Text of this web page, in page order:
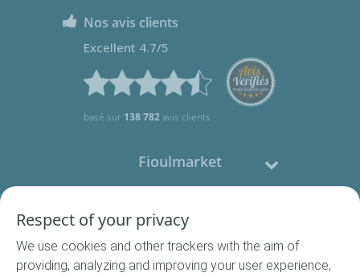
Nos avis clients
Excellent 4.7/5
basé sur 138 782avis clients
Fioulmarket
Nous contacter
Respect of your privacy
We use cookies and other trackers with the aim of
providing, analyzing and improving your user experience,